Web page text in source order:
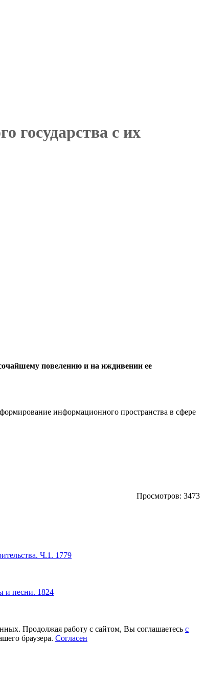
государства с их
повелению и на иждивении ее
информационного пространства в сфере
Просмотров: 3473
Ч.1. 1779
и песни. 1824
Продолжая работу с сайтом, Вы соглашаетесь с
браузера. Согласен